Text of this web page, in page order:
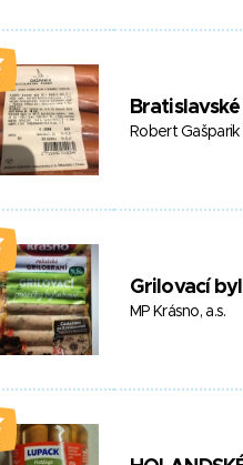
Robert Gašparik
Grilovací
MP Krásno, a.s.